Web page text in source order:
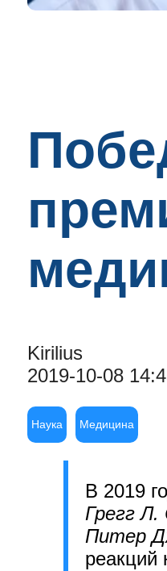
Kirilius
2019-10-08
Наука Медицина
В 2019
Грегг Л.
Питер
реакций